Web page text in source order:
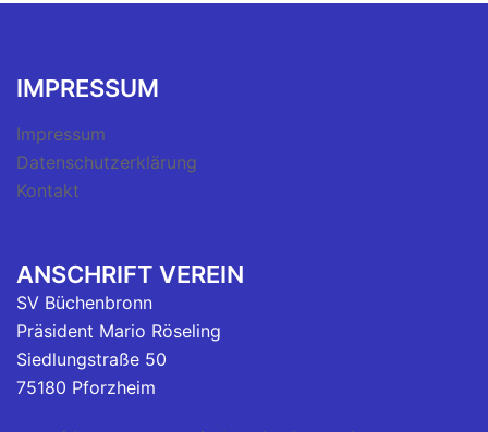
IMPRESSUM
Impressum
Datenschutzerklärung
Kontakt
ANSCHRIFT VEREIN
SV Büchenbronn
Präsident Mario Röseling
Siedlungstraße 50
75180 Pforzheim